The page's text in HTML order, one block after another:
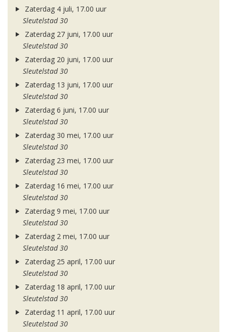
Zaterdag 4 juli, 17.00 uur
Sleutelstad 30
Zaterdag 27 juni, 17.00 uur
Sleutelstad 30
Zaterdag 20 juni, 17.00 uur
Sleutelstad 30
Zaterdag 13 juni, 17.00 uur
Sleutelstad 30
Zaterdag 6 juni, 17.00 uur
Sleutelstad 30
Zaterdag 30 mei, 17.00 uur
Sleutelstad 30
Zaterdag 23 mei, 17.00 uur
Sleutelstad 30
Zaterdag 16 mei, 17.00 uur
Sleutelstad 30
Zaterdag 9 mei, 17.00 uur
Sleutelstad 30
Zaterdag 2 mei, 17.00 uur
Sleutelstad 30
Zaterdag 25 april, 17.00 uur
Sleutelstad 30
Zaterdag 18 april, 17.00 uur
Sleutelstad 30
Zaterdag 11 april, 17.00 uur
Sleutelstad 30